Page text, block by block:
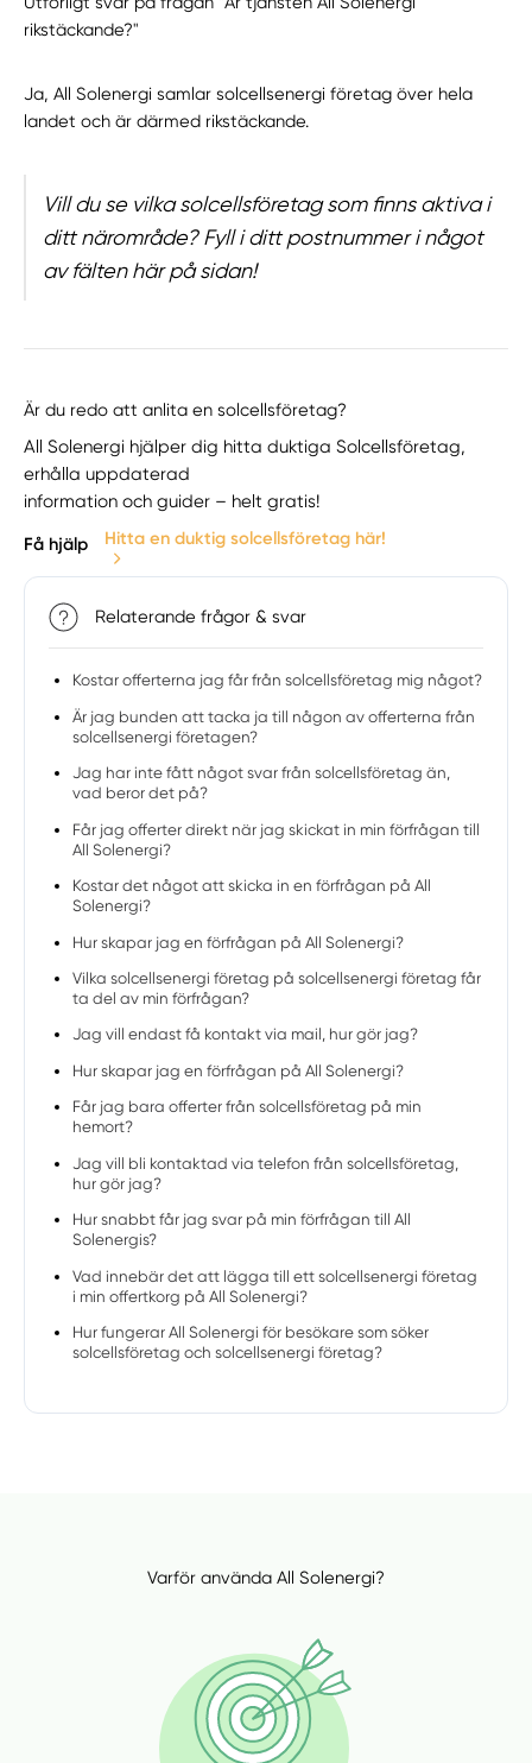
rikstäckande?"
Ja, All Solenergi samlar solcellsenergi företag över hela
landet och är därmed rikstäckande.
Vill du se vilka solcellsföretag som finns aktiva i
ditt närområde? Fyll i ditt postnummer i något
av fälten här på sidan!
Är du redo att anlita en solcellsföretag?
All Solenergi hjälper dig hitta duktiga Solcellsföretag,
erhålla uppdaterad
information och guider – helt gratis!
Få hjälp Hitta en duktig solcellsföretag här!
Relaterande frågor & svar
Kostar offerterna jag får från solcellsföretag mig något?
Är jag bunden att tacka ja till någon av offerterna från
solcellsenergi företagen?
Jag har inte fått något svar från solcellsföretag än,
vad beror det på?
Får jag offerter direkt när jag skickat in min förfrågan till
All Solenergi?
Kostar det något att skicka in en förfrågan på All
Solenergi?
Hur skapar jag en förfrågan på All Solenergi?
Vilka solcellsenergi företag på solcellsenergi företag får
ta del av min förfrågan?
Jag vill endast få kontakt via mail, hur gör jag?
Hur skapar jag en förfrågan på All Solenergi?
Får jag bara offerter från solcellsföretag på min
hemort?
Jag vill bli kontaktad via telefon från solcellsföretag,
hur gör jag?
Hur snabbt får jag svar på min förfrågan till All
Solenergis?
Vad innebär det att lägga till ett solcellsenergi företag
i min offertkorg på All Solenergi?
Hur fungerar All Solenergi för besökare som söker
solcellsföretag och solcellsenergi företag?
Varför använda All Solenergi?